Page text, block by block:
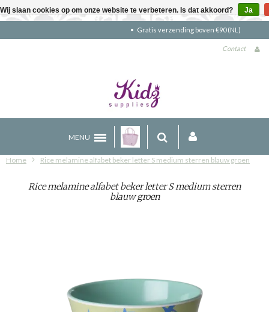
Gratis verzending boven €90 (NL)
Contact
MENU
Home Rice melamine alfabet beker letter S medium sterren blauw groen
Rice melamine alfabet beker letter S medium sterren
blauw groen
Wij slaan cookies op om onze website te verbeteren. Is dat akkoord? Ja